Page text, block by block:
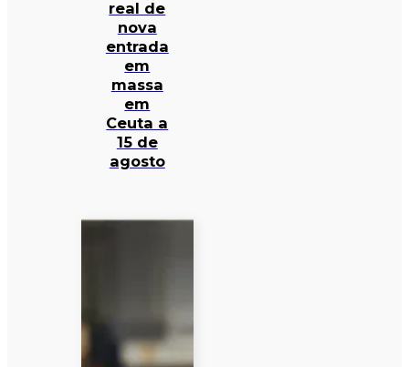
real de
nova
entrada
em
massa
em
Ceuta a
15 de
agosto